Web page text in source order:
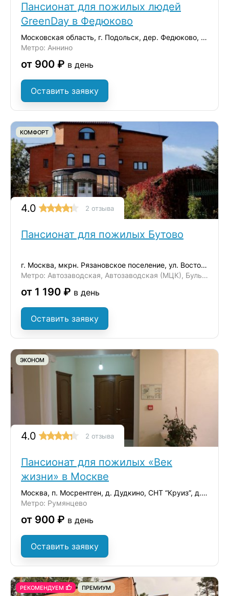
Пансионат для пожилых людей
GreenDay в Федюково
Московская область, г. Подольск, дер. Федюково, ул. Зеленая
Метро: Аннино
от 900 ₽ в день
Оставить заявку
КОМФОРТ
4.0 2 отзыва
Пансионат для пожилых Бутово
г. Москва, мкрн. Рязановское поселение, ул. Восточная, д. 6
Метро: Автозаводская, Автозаводская (МЦК), Бульвар Дмитрия Донского
от 1 190 ₽ в день
Оставить заявку
ЭКОНОМ
4.0 2 отзыва
Пансионат для пожилых «Век
жизни» в Москве
Москва, п. Мосрентген, д. Дудкино, СНТ “Круиз”, д.35
Метро: Румянцево
от 900 ₽ в день
Оставить заявку
РЕКОМЕНДУЕМ ПРЕМИУМ